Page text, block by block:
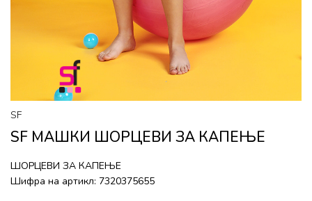
SF
SF МАШКИ ШОРЦЕВИ ЗА КАПЕЊЕ
ШОРЦЕВИ ЗА КАПЕЊЕ
Шифра на артикл: 7320375655